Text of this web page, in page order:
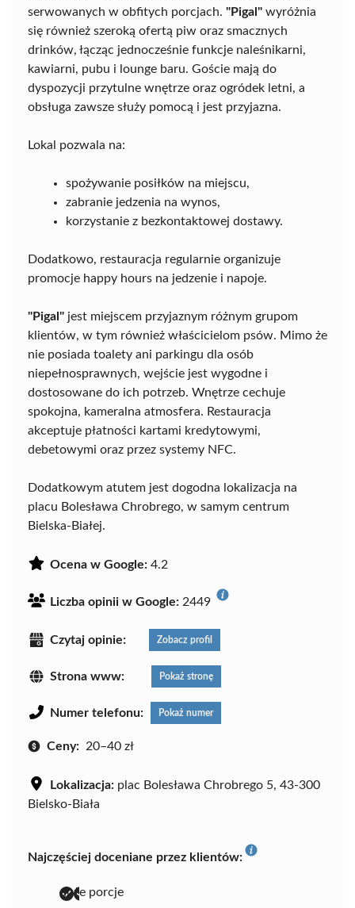
serwowanych w obfitych porcjach. "Pigal" wyróżnia
się również szeroką ofertą piw oraz smacznych
drinków, łącząc jednocześnie funkcje naleśnikarni,
kawiarni, pubu i lounge baru. Goście mają do
dyspozycji przytulne wnętrze oraz ogródek letni, a
obsługa zawsze służy pomocą i jest przyjazna.
Lokal pozwala na:
spożywanie posiłków na miejscu,
zabranie jedzenia na wynos,
korzystanie z bezkontaktowej dostawy.
Dodatkowo, restauracja regularnie organizuje
promocje happy hours na jedzenie i napoje.
"Pigal" jest miejscem przyjaznym różnym grupom
klientów, w tym również właścicielom psów. Mimo że
nie posiada toalety ani parkingu dla osób
niepełnosprawnych, wejście jest wygodne i
dostosowane do ich potrzeb. Wnętrze cechuje
spokojna, kameralna atmosfera. Restauracja
akceptuje płatności kartami kredytowymi,
debetowymi oraz przez systemy NFC.
Dodatkowym atutem jest dogodna lokalizacja na
placu Bolesława Chrobrego, w samym centrum
Bielska-Białej.
Ocena w Google: 4.2
Liczba opinii w Google: 2449
Czytaj opinie: Zobacz profil
Strona www: Pokaż stronę
Numer telefonu: Pokaż numer
Ceny: 20–40 zł
Lokalizacja: plac Bolesława Chrobrego 5, 43-300
Bielsko-Biała
Najczęściej doceniane przez klientów:
duże porcje